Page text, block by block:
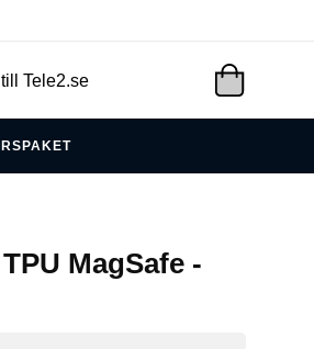
Tele2.se
MagSafe -